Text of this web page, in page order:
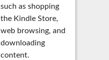
such as shopping
the Kindle Store,
web browsing, and
downloading
content.